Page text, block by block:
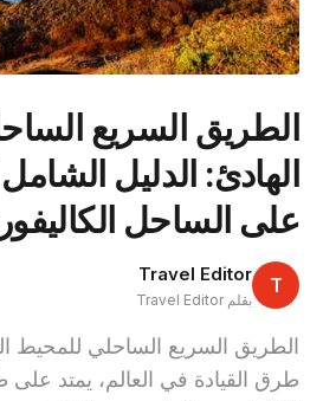
الطريق السريع
الهادئ: الدليل
على الساحل
T
Travel Editor
بقلم Travel Editor
الطريق السريع الساحلي للمحيط
طرق القيادة في العالم، يمتد